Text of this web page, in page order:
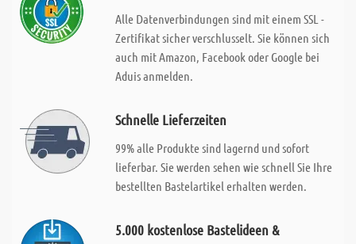
Alle Datenverbindungen sind mit einem SSL -
Zertifikat sicher verschlusselt. Sie können sich
auch mit Amazon, Facebook oder Google bei
Aduis anmelden.
Schnelle Lieferzeiten
99% alle Produkte sind lagernd und sofort
lieferbar. Sie werden sehen wie schnell Sie Ihre
bestellten Bastelartikel erhalten werden.
5.000 kostenlose Bastelideen &